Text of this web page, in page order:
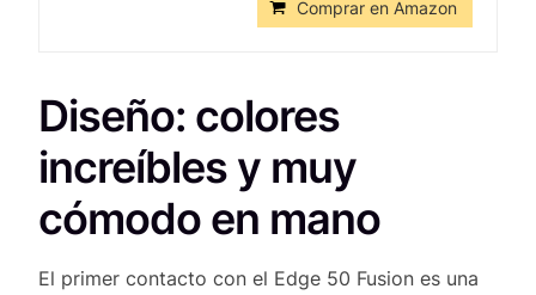
Comprar en Amazon
Diseño: colores
increíbles y muy
cómodo en mano
El primer contacto con el Edge 50 Fusion es una